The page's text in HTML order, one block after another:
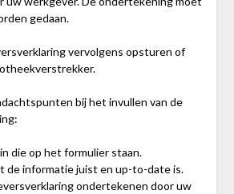
gedaan.
vervolgens opsturen of
bij het invullen van de
die op het formulier staan.
de informatie juist en up-to-date is.
ondertekenen door uw